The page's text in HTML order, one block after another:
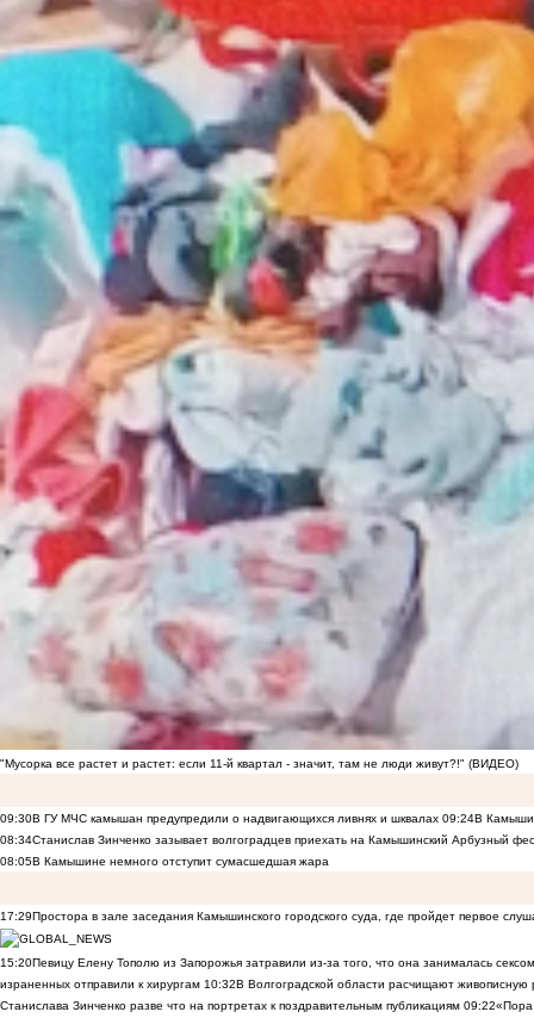
"Мусорка все растет и растет: если 11-й квартал - значит, там не люди живут?!" (ВИДЕО)
09:30В ГУ МЧС камышан предупредили о надвигающихся ливнях и шквалах 09:24В
08:34Станислав Зинченко зазывает волгоградцев приехать на Камышинский Арбузный
08:05В Камышине немного отступит сумасшедшая жара
17:29Простора в зале заседания Камышинского городского суда, где пройдет первое
15:20Певицу Елену Тополю из Запорожья затравили из-за того, что она занималась
израненных отправили к хирургам 10:32В Волгоградской области расчищают
Станислава Зинченко разве что на портретах к поздравительным публикациям 09:22«Пора